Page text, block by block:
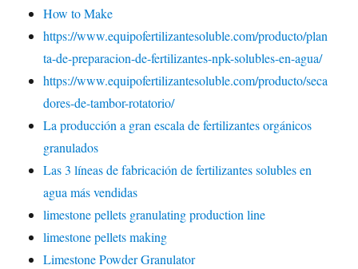
How to Make
https://www.equipofertilizantesoluble.com/producto/plan
ta-de-preparacion-de-fertilizantes-npk-solubles-en-agua/
https://www.equipofertilizantesoluble.com/producto/seca
dores-de-tambor-rotatorio/
La producción a gran escala de fertilizantes orgánicos
granulados
Las 3 líneas de fabricación de fertilizantes solubles en
agua más vendidas
limestone pellets granulating production line
limestone pellets making
Limestone Powder Granulator